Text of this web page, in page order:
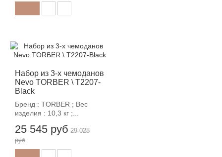
Набор из 3-х чемоданов
Nevo TORBER \ T2207-
Black
Бренд : TORBER ; Вес
изделия : 10,3 кг ;...
25 545 руб
-12%
29 028
руб